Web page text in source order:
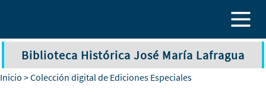
Biblioteca Histórica José María Lafragua
Inicio > Colección digital de Ediciones Especiales